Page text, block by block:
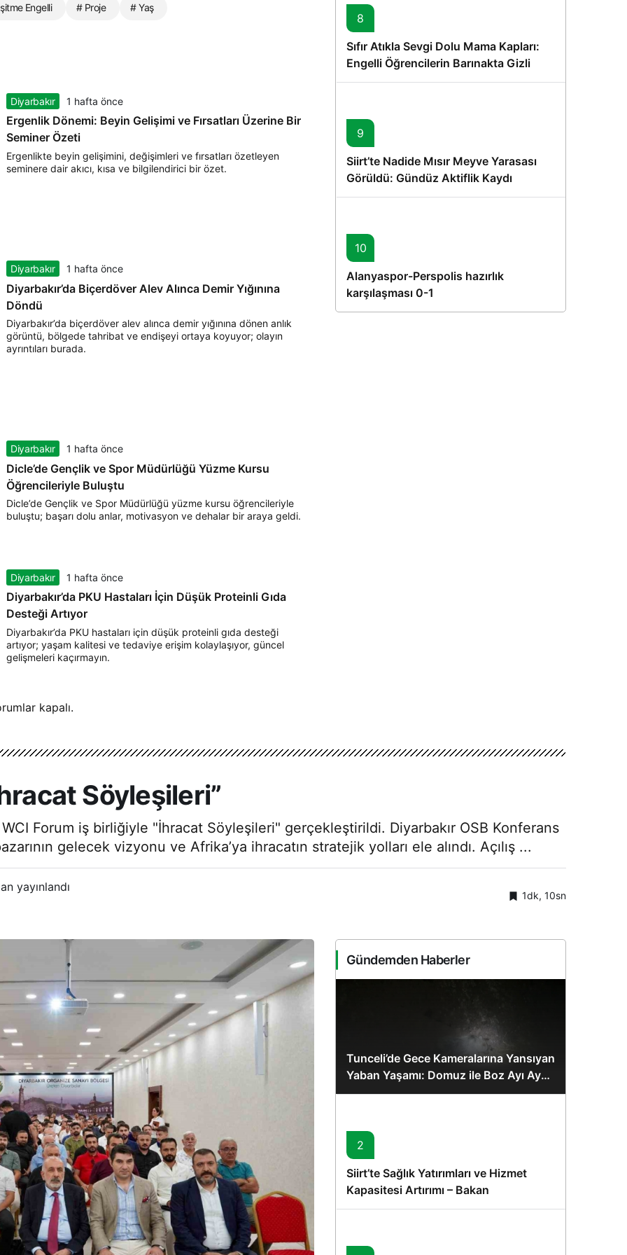
Engelli # Proje # Yaş
Diyarbakır 1 hafta önce
Ergenlik Dönemi: Beyin Gelişimi ve Fırsatları Üzerine Bir
Seminer Özeti
Ergenlikte beyin gelişimini, değişimleri ve fırsatları özetleyen
seminere dair akıcı, kısa ve bilgilendirici bir özet.
Diyarbakır 1 hafta önce
Diyarbakır’da Biçerdöver Alev Alınca Demir Yığınına
Döndü
Diyarbakır’da biçerdöver alev alınca demir yığınına dönen anlık
görüntü, bölgede tahribat ve endişeyi ortaya koyuyor; olayın
ayrıntıları burada.
Diyarbakır 1 hafta önce
Dicle’de Gençlik ve Spor Müdürlüğü Yüzme Kursu
Öğrencileriyle Buluştu
Dicle’de Gençlik ve Spor Müdürlüğü yüzme kursu öğrencileriyle
buluştu; başarı dolu anlar, motivasyon ve dehalar bir araya geldi.
Diyarbakır 1 hafta önce
Diyarbakır’da PKU Hastaları İçin Düşük Proteinli Gıda
Desteği Artıyor
Diyarbakır’da PKU hastaları için düşük proteinli gıda desteği
artıyor; yaşam kalitesi ve tedaviye erişim kolaylaşıyor, güncel
gelişmeleri kaçırmayın.
kapalı.
8
Sıfır Atıkla Sevgi Dolu Mama Kapları:
Engelli Öğrencilerin Barınakta Gizli
Dostları İçin Gönüllü Proje
9
Siirt’te Nadide Mısır Meyve Yarasası
Görüldü: Gündüz Aktiflik Kaydı
10
Alanyaspor-Perspolis hazırlık
karşılaşması 0-1
Söyleşileri”
Forum iş birliğiyle "İhracat Söyleşileri" gerçekleştirildi. Diyarbakır OSB Konferans
gelecek vizyonu ve Afrika’ya ihracatın stratejik yolları ele alındı. Açılış ...
yayınlandı
1dk, 10sn
Gündemden Haberler
Tunceli’de Gece Kameralarına Yansıyan
Yaban Yaşamı: Domuz ile Boz Ayı Aynı
Karede
2
Siirt’te Sağlık Yatırımları ve Hizmet
Kapasitesi Artırımı – Bakan
Memişoğlu’nun Ziyareti